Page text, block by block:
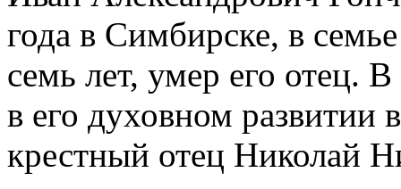
года в Симбирске, в
семь лет, умер его отец.
в его духовном развитии
крестный отец Николай